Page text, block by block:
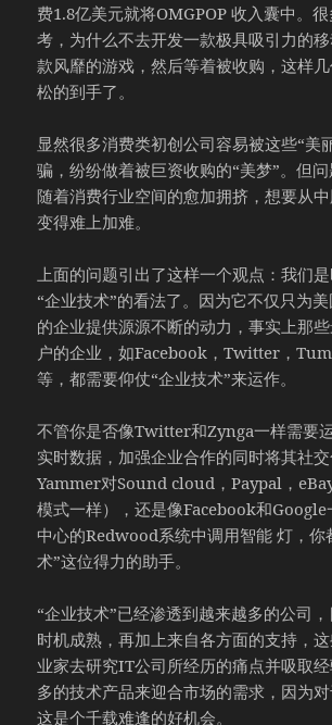
费1.8亿美元就将OMGPOP 收入囊中。
考，为什么不去开发一款极具吸引力的
款风靡的游戏，然后等着被收购，这样
松的到手了。
显然很多消费类初创公司容易被这些“美
骗，纷纷做着被巨资收购的“美梦”。但问
随着消费行业空间的愈加拥挤，想要从
变得难上加难。
上面的问题引出了这样一个观点：我们
“企业技术”的看法了。因为它不仅只为
的企业提供源源不断的动力，事实上那
户的企业，如Facebook，Twitter，
等，都需要仰仗“企业技术”来运作。
不管你是否像Twitter和Zynga一样需要
实时数据，加强企业合作的同时将其社
Yammer对Sound cloud，Paypal，
模式一样），还是像Facebook和Google
中心的Redwood系统中调用智能 灯，你
术”这位得力的助手。
“企业技术”已经渗透到越来越多的公司，
时机成熟，再加上来自各方面的支持，
业家去研究IT公司所经历的痛点并吸取
多的技术产品来迎合市场的需求，因为
这是个千载难逢的好机会。